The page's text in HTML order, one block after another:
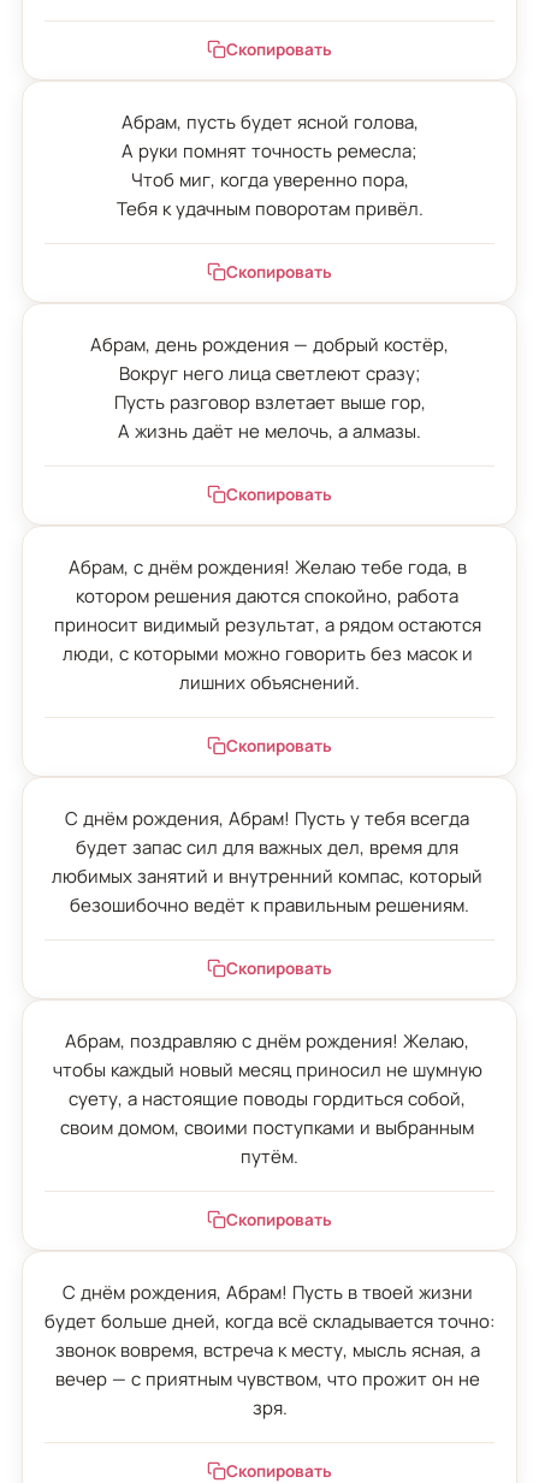
Скопировать
Абрам, пусть будет ясной голова,
А руки помнят точность ремесла;
Чтоб миг, когда уверенно пора,
Тебя к удачным поворотам привёл.
Скопировать
Абрам, день рождения — добрый костёр,
Вокруг него лица светлеют сразу;
Пусть разговор взлетает выше гор,
А жизнь даёт не мелочь, а алмазы.
Скопировать
Абрам, с днём рождения! Желаю тебе года, в
котором решения даются спокойно, работа
приносит видимый результат, а рядом остаются
люди, с которыми можно говорить без масок и
лишних объяснений.
Скопировать
С днём рождения, Абрам! Пусть у тебя всегда
будет запас сил для важных дел, время для
любимых занятий и внутренний компас, который
безошибочно ведёт к правильным решениям.
Скопировать
Абрам, поздравляю с днём рождения! Желаю,
чтобы каждый новый месяц приносил не шумную
суету, а настоящие поводы гордиться собой,
своим домом, своими поступками и выбранным
путём.
Скопировать
С днём рождения, Абрам! Пусть в твоей жизни
будет больше дней, когда всё складывается точно:
звонок вовремя, встреча к месту, мысль ясная, а
вечер — с приятным чувством, что прожит он не
зря.
Скопировать